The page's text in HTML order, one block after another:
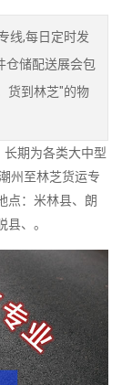
线,每日定时发
仓储配送展会包
货到林芝"的物
期为各类大中型
州至林芝货运专
点：米林县、朗
、。